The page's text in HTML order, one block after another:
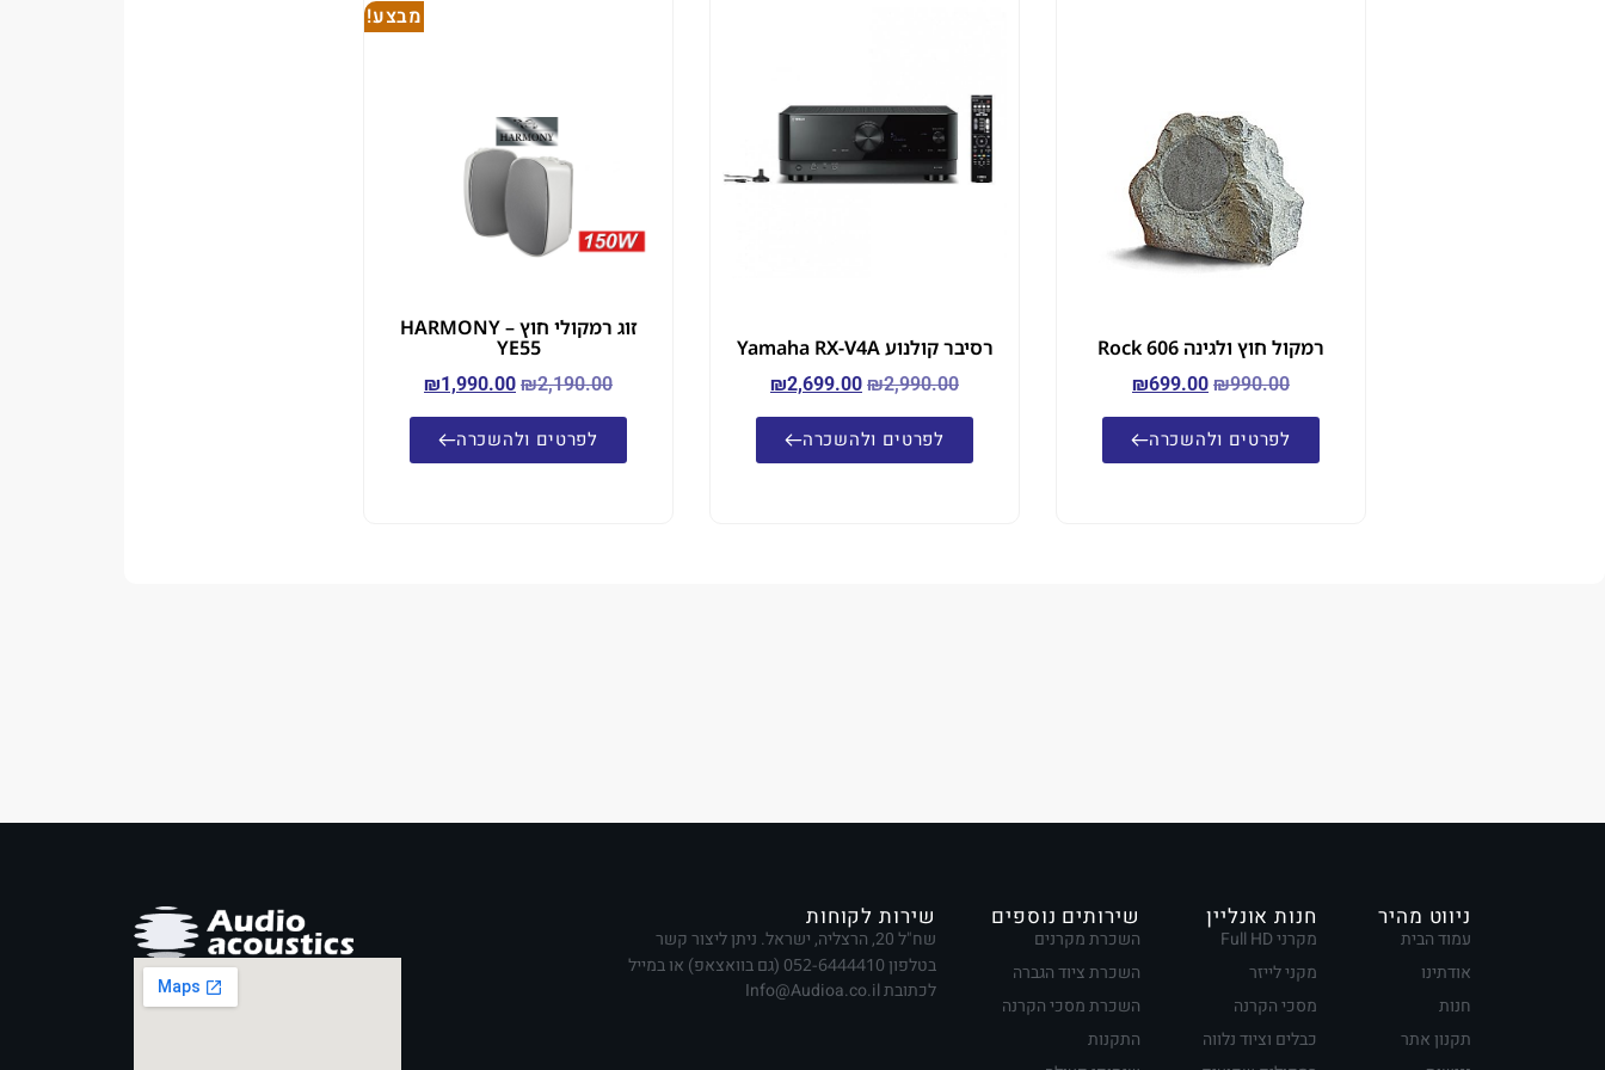
רמקול חוץ ולגינה Rock 606
₪990.00
₪699.00
לפרטים ולהשכרה
רסיבר קולנוע Yamaha RX-V4A
₪2,990.00
₪2,699.00
לפרטים ולהשכרה
מבצע!
זוג רמקולי חוץ – HARMONY
YE55
₪2,190.00
₪1,990.00
לפרטים ולהשכרה
ניווט מהיר
עמוד הבית
אודתינו
חנות
תקנון אתר
חנות אונליין
מקרני Full HD
מקני לייזר
מסכי הקרנה
כבלים וציוד נלווה
שירותים נוספים
השכרת מקרנים
השכרת ציוד הגברה
השכרת מסכי הקרנה
התקנות
שירות לקוחות
שח"ל 20, הרצליה, ישראל. ניתן ליצור קשר
בטלפון 052-6444410 (גם בוואצאפ) או במייל
לכתובת Info@Audioa.co.il